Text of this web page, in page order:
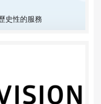
史性的服務